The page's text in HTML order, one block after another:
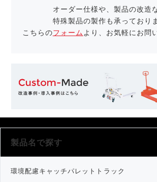
オーダー仕様や、製品の改造
特殊製品の製作も承っており
こちらのフォーム より、お気軽にお問
製品名で探す
環境配慮キャッチパレットトラック